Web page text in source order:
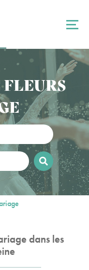
dans les